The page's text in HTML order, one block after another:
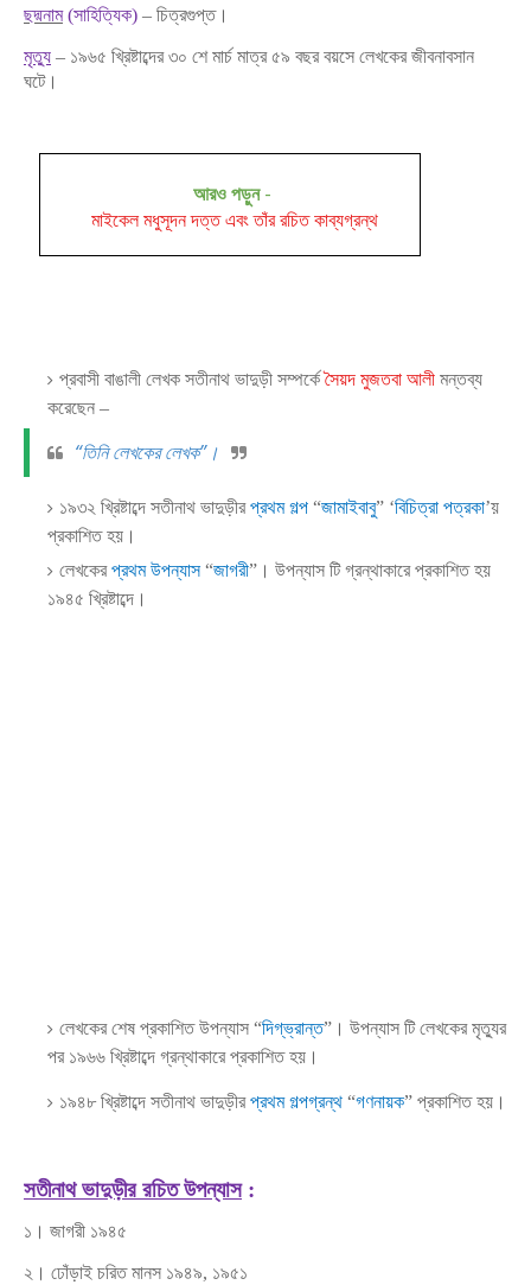
ছদ্মনাম (সাহিত্যিক) – চিত্রগুপ্ত।
মৃত্যু – ১৯৬৫ খ্রিষ্টাব্দের ৩০ শে মার্চ মাত্র ৫৯ বছর বয়সে লেখকের জীবনাবসান
ঘটে।
আরও পড়ুন -
মাইকেল মধুসূদন দত্ত এবং তাঁর রচিত কাব্যগ্রন্থ
প্রবাসী বাঙালী লেখক সতীনাথ ভাদুড়ী সম্পর্কেসৈয়দ মুজতবা আলী মন্তব্য
করেছেন –
“তিনি লেখকের লেখক”।
১৯৩২ খ্রিষ্টাব্দে সতীনাথ ভাদুড়ীরপ্রথম গল্প “জামাইবাবু” ‘বিচিত্রা পত্রকা’য়
প্রকাশিত হয়।
লেখকেরপ্রথম উপন্যাস“জাগরী”। উপন্যাস টি গ্রন্থাকারে প্রকাশিত হয়
১৯৪৫ খ্রিষ্টাব্দে।
লেখকের শেষ প্রকাশিত উপন্যাস “দিগ্‌ভ্রান্ত”। উপন্যাস টি লেখকের মৃত্যুর
পর ১৯৬৬ খ্রিষ্টাব্দে গ্রন্থাকারে প্রকাশিত হয়।
১৯৪৮ খ্রিষ্টাব্দে সতীনাথ ভাদুড়ীরপ্রথম গল্পগ্রন্থ “গণনায়ক” প্রকাশিত হয়।
সতীনাথ ভাদুড়ীর রচিত উপন্যাস:
১। জাগরী ১৯৪৫
২। ঢোঁড়াই চরিত মানস ১৯৪৯, ১৯৫১